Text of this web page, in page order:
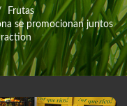
Frutas
se promocionan juntos